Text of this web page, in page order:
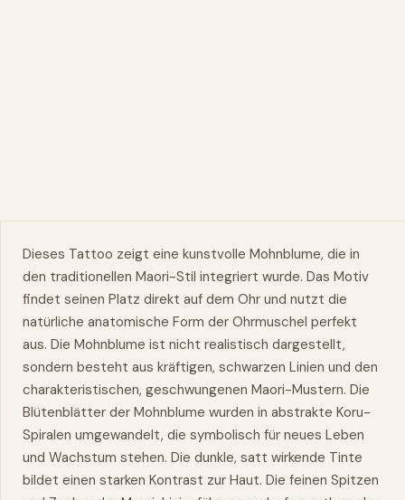
Dieses Tattoo zeigt eine kunstvolle Mohnblume, die in
den traditionellen Maori-Stil integriert wurde. Das Motiv
findet seinen Platz direkt auf dem Ohr und nutzt die
natürliche anatomische Form der Ohrmuschel perfekt
aus. Die Mohnblume ist nicht realistisch dargestellt,
sondern besteht aus kräftigen, schwarzen Linien und den
charakteristischen, geschwungenen Maori-Mustern. Die
Blütenblätter der Mohnblume wurden in abstrakte Koru-
Spiralen umgewandelt, die symbolisch für neues Leben
und Wachstum stehen. Die dunkle, satt wirkende Tinte
bildet einen starken Kontrast zur Haut. Die feinen Spitzen